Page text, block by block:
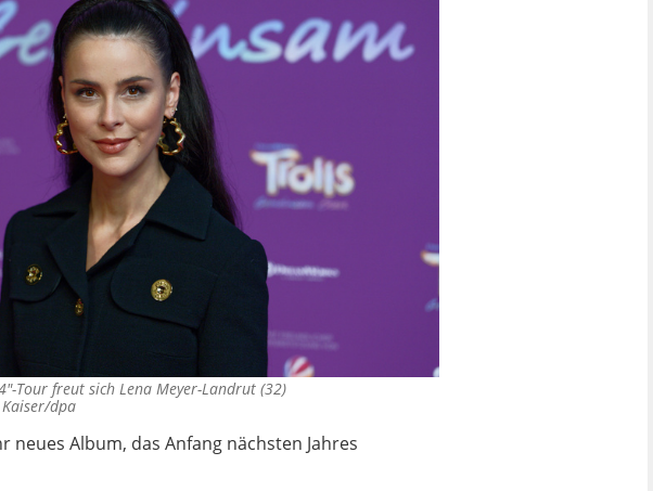
Tour freut sich Lena Meyer-Landrut (32)
dpa
neues Album, das Anfang nächsten Jahres